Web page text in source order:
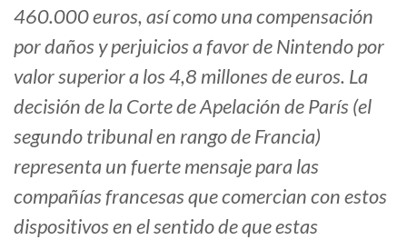
460.000 euros, así como una compensación
por daños y perjuicios a favor de Nintendo por
valor superior a los 4,8 millones de euros. La
decisión de la Corte de Apelación de París (el
segundo tribunal en rango de Francia)
representa un fuerte mensaje para las
compañías francesas que comercian con estos
dispositivos en el sentido de que estas